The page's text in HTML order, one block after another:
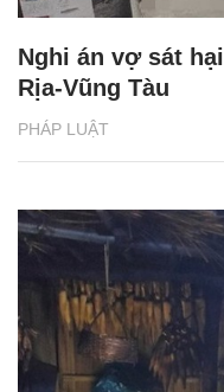
PHÁP LUẬT
Nghi án vợ sát
Rịa-Vũng Tàu